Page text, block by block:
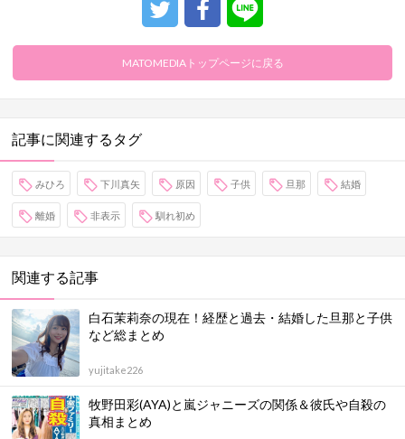
MATOMEDIAトップページに戻る
記事に関連するタグ
みひろ 下川真矢 原因 子供 旦那 結婚
離婚 非表示 馴れ初め
関連する記事
白石茉莉奈の現在！経歴と過去・結婚した旦那と子供
など総まとめ
yujitake226
牧野田彩(AYA)と嵐ジャニーズの関係＆彼氏や自殺の
真相まとめ